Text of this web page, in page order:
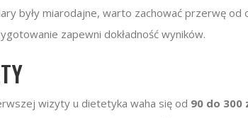
były miarodajne, warto zachować przerwę od
zapewni dokładność wyników.
wizyty u dietetyka waha się od 90 do 300